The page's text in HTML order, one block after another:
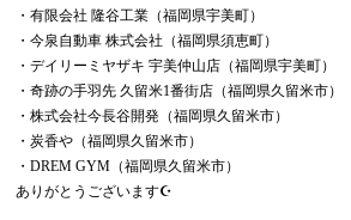
・有限会社 隆谷工業（福岡県宇美町）
・今泉自動車 株式会社（福岡県須恵町）
・デイリーミヤザキ 宇美仲山店（福岡県宇美町）
・奇跡の手羽先 久留米1番街店（福岡県久留米市）
・株式会社今長谷開発（福岡県久留米市）
・炭香や（福岡県久留米市）
・DREM GYM（福岡県久留米市）
ありがとうございます☪️